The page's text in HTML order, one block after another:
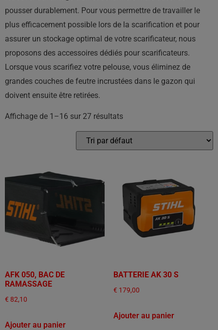
pousser durablement. Pour vous permettre de travailler le
plus efficacement possible lors de la scarification et pour
assurer un stockage optimal de votre scarificateur, nous
proposons des accessoires dédiés pour scarificateurs.
Lorsque vous scarifiez votre pelouse, vous éliminez de
grandes couches de feutre incrustées dans le gazon qui
doivent ensuite être retirées.
Affichage de 1–16 sur 27 résultats
AFK 050, BAC DE
RAMASSAGE
€ 82,10
Ajouter au panier
BATTERIE AK 30 S
€ 179,00
Ajouter au panier